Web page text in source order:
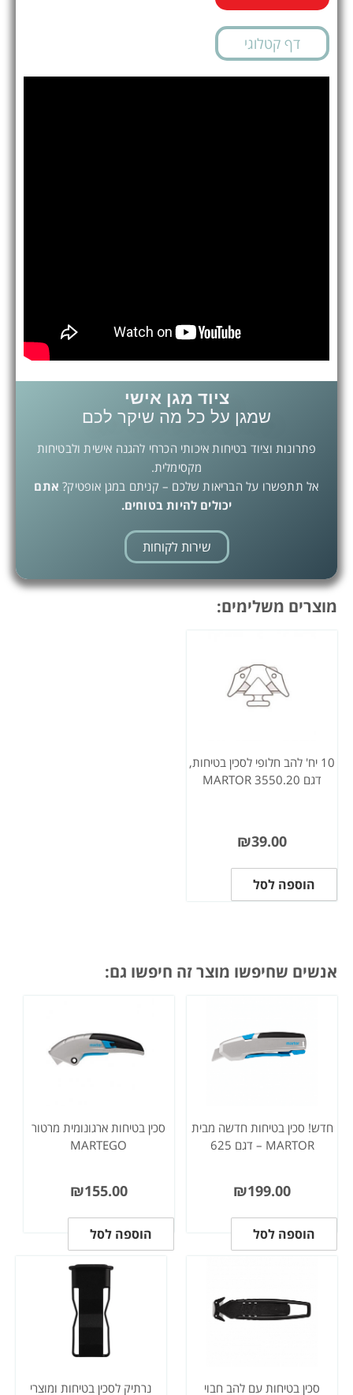
דף קטלוגי
ציוד מגן אישי
שמגן על כל מה שיקר לכם
פתרונות וציוד בטיחות איכותי הכרחי להגנה אישית ולבטיחות
מקסימלית.
אל תתפשרו על הבריאות שלכם – קניתם במגן אופטיק? אתם
יכולים להיות בטוחים.
שירות לקוחות
מוצרים משלימים:
10 יח' להב חלופי לסכין בטיחות,
דגם 3550.20 MARTOR
₪39.00
הוספה לסל
אנשים שחיפשו מוצר זה חיפשו גם:
חדש! סכין בטיחות חדשה מבית
MARTOR – דגם 625
₪199.00
הוספה לסל
סכין בטיחות ארגונומית מרטור
MARTEGO
₪155.00
הוספה לסל
סכין בטיחות עם להב חבוי
נרתיק לסכין בטיחות ומוצרי